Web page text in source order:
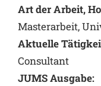
Art der Arbeit,
Masterarbeit,
Aktuelle
Consultant
JUMS Ausgabe: